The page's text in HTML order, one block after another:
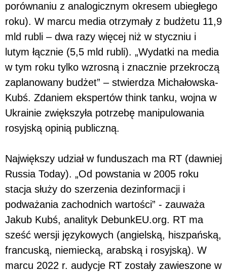
porównaniu z analogicznym okresem ubiegłego
roku). W marcu media otrzymały z budżetu 11,9
mld rubli – dwa razy więcej niż w styczniu i
lutym łącznie (5,5 mld rubli). „Wydatki na media
w tym roku tylko wzrosną i znacznie przekroczą
zaplanowany budżet” – stwierdza Michałowska-
Kubś. Zdaniem ekspertów think tanku, wojna w
Ukrainie zwiększyła potrzebę manipulowania
rosyjską opinią publiczną.
Największy udział w funduszach ma RT (dawniej
Russia Today). „Od powstania w 2005 roku
stacja służy do szerzenia dezinformacji i
podważania zachodnich wartości” - zauważa
Jakub Kubś, analityk DebunkEU.org. RT ma
sześć wersji językowych (angielską, hiszpańską,
francuską, niemiecką, arabską i rosyjską). W
marcu 2022 r. audycje RT zostały zawieszone w